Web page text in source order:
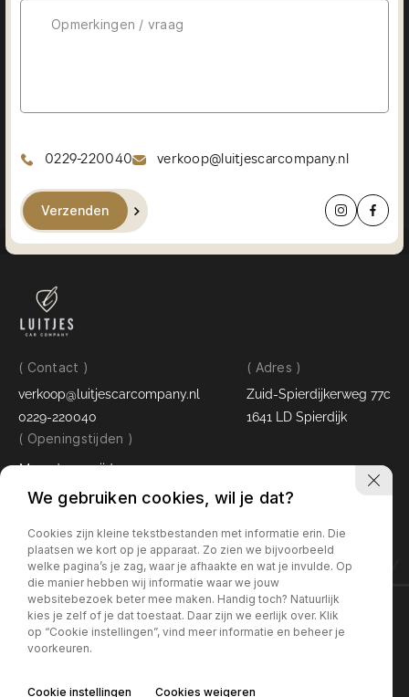
0229-220040 verkoop@luitjescarcompany.nl
Verzenden
( Contact )
verkoop@luitjescarcompany.nl
0229-220040
( Adres )
Zuid-Spierdijkerweg 77c
1641 LD Spierdijk
( Openingstijden )
Maandag - vrijdag:09:00 - 17:30 uur
Zaterdag:
09:00 - 16:00 uur
LUITJES CAR COMPANY
Contact
Interesse in deze Porsche
We gebruiken cookies, wil je dat?
Cookies zijn kleine tekstbestanden met informatie erin. Die
plaatsen we kort op je apparaat. Zo zien we bijvoorbeeld
welke pagina’s je zag, waar je afhaakte en wat je invulde. Op
die manier hebben wij informatie waar we jouw
websitebezoek beter mee maken. Handig toch? Natuurlijk
kies je zelf of je dat toestaat. Daar zijn we eerlijk over. Klik
op “Cookie instellingen”, vind meer informatie en beheer je
voorkeuren.
Cookie instellingen Cookies weigeren